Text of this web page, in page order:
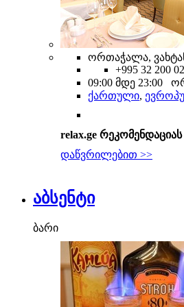
ორთაჭალა,
+995 32 200
09:00 მდე 23:00
ქართული,
relax.ge რეკომენდაციას
დაწვრილებით >>
აბსენტი
ბარი